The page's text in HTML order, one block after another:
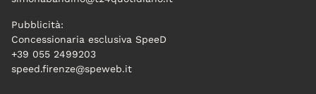
Pubblicità:
Concessionaria esclusiva SpeeD
+39 055 2499203
speed.firenze@speweb.it